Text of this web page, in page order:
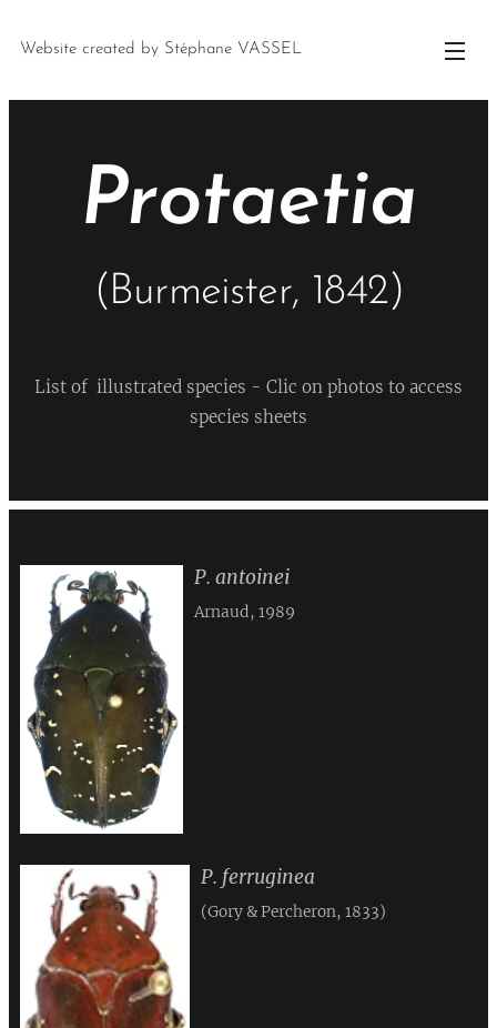
Website created by Stéphane VASSEL
Protaetia
(Burmeister, 1842)
List of illustrated species - Clic on photos to access
species sheets
P. antoinei
Arnaud, 1989
P. ferruginea
(Gory & Percheron, 1833)